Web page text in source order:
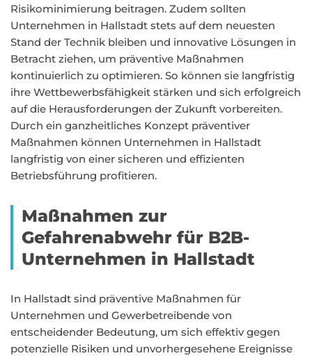
Risikominimierung beitragen. Zudem sollten
Unternehmen in Hallstadt stets auf dem neuesten
Stand der Technik bleiben und innovative Lösungen in
Betracht ziehen, um präventive Maßnahmen
kontinuierlich zu optimieren. So können sie langfristig
ihre Wettbewerbsfähigkeit stärken und sich erfolgreich
auf die Herausforderungen der Zukunft vorbereiten.
Durch ein ganzheitliches Konzept präventiver
Maßnahmen können Unternehmen in Hallstadt
langfristig von einer sicheren und effizienten
Betriebsführung profitieren.
Maßnahmen zur
Gefahrenabwehr für B2B-
Unternehmen in Hallstadt
In Hallstadt sind präventive Maßnahmen für
Unternehmen und Gewerbetreibende von
entscheidender Bedeutung, um sich effektiv gegen
potenzielle Risiken und unvorhergesehene Ereignisse